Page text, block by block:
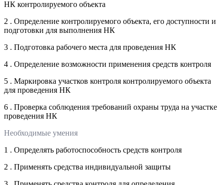
НК контролируемого объекта
2 . Определение контролируемого объекта, его доступности и
подготовки для выполнения НК
3 . Подготовка рабочего места для проведения НК
4 . Определение возможности применения средств контроля
5 . Маркировка участков контроля контролируемого объекта
для проведения НК
6 . Проверка соблюдения требований охраны труда на участке
проведения НК
Необходимые умения
1 . Определять работоспособность средств контроля
2 . Применять средства индивидуальной защиты